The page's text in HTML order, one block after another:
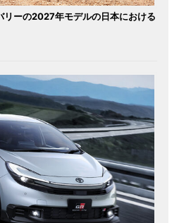
リーの2027年モデルの日本における